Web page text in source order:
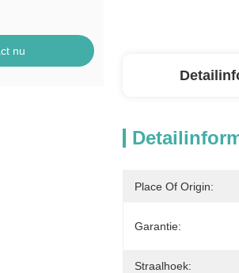
nu
Place Of Origin:
Garantie:
Straalhoek: